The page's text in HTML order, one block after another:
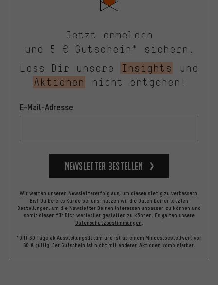
Jetzt anmelden
und 5 € Gutschein* sichern.
Lass Dir unsere
Insights
und
Aktionen
nicht entgehen!
E-Mail-Adresse
Newsletter bestellen
Wir werten unseren Newslettererfolg aus, um diesen stetig zu verbessern.
Bist Du bereits Kunde bei uns, nutzen wir die Daten Deiner letzten
Bestellungen, um die Newsletter Deinen Interessen anpassen zu können und
somit diesen für Dich wertvoller gestalten zu können. Es gelten unsere
Datenschutzbestimmungen.
*Gilt 30 Tage ab Ausstellungsdatum und ist ab einem Mindestbestellwert von
60 € gültig. Der Gutschein ist nicht mit anderen Aktionen kombinierbar.